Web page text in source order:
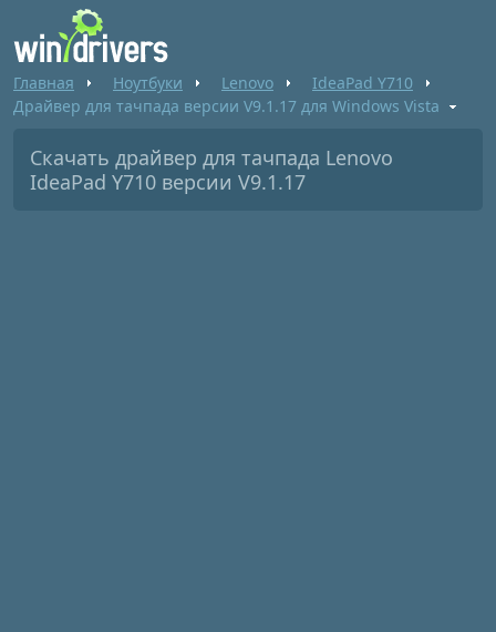
Главная Ноутбуки Lenovo
IdeaPad Y710
Драйвер для тачпада версии V9.1.17 для Windows Vista
Скачать драйвер для тачпада Lenovo
IdeaPad Y710 версии V9.1.17